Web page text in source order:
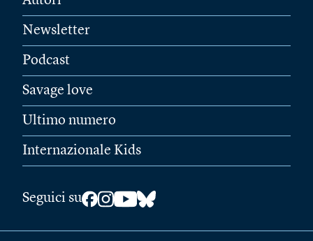
Newsletter
Podcast
Savage love
Ultimo numero
Internazionale Kids
Seguici su